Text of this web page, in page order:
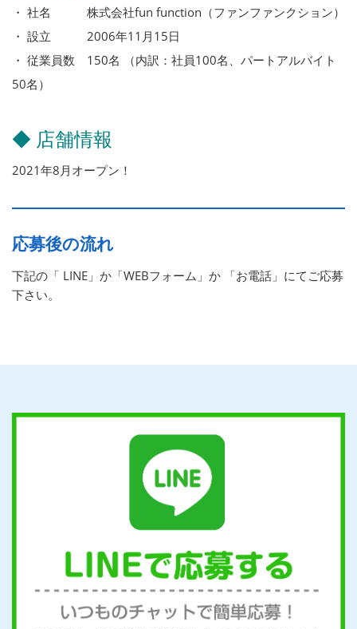
・ 社名 株式会社fun function（ファンファンクション）
・ 設立 2006年11月15日
・ 従業員数 150名 （内訳：社員100名、パートアルバイト
50名）
◆ 店舗情報
2021年8月オープン！
応募後の流れ
下記の「 LINE」か「WEBフォーム」か 「お電話」にてご応募
下さい。